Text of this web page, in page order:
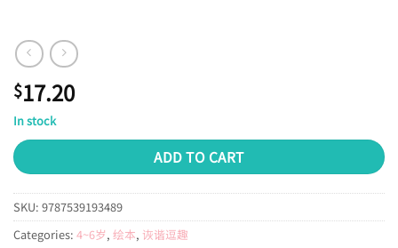
$17.20
In stock
ADD TO CART
SKU: 9787539193489
Categories: 4~6岁, 绘本, 诙谐逗趣